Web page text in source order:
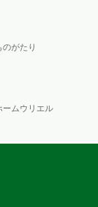
がたり
ムウリエル